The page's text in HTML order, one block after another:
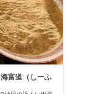
富道（しーふ